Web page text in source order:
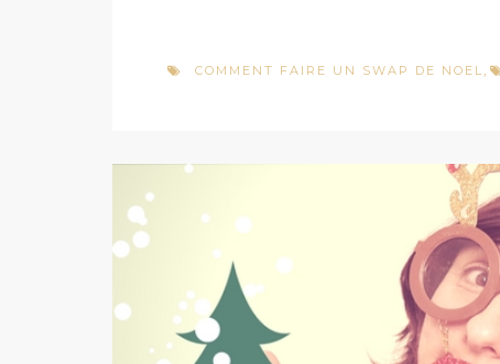
COMMENT FAIRE UN SWAP DE NOEL